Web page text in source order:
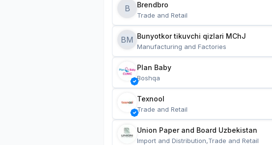
B Brendbro
Trade and Retail
BM
Manufacturing and Factories
Plan Baby
Boshqa
Texnool
Trade and Retail
Union Paper and Board Uzbekistan
Import and Distribution,Trade and Retail